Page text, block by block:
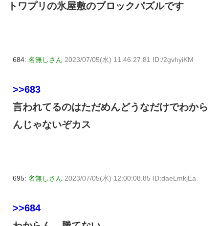
トワプリの氷屋敷のブロックパズルです
684: 名無しさん 2023/07/05(水) 11:46:27.81 ID:/2gvhyiKM
>>683
言われてるのはただめんどうなだけでわから
んじゃないぞカス
695: 名無しさん 2023/07/05(水) 12:00:08.85 ID:daeLmkjEa
>>684